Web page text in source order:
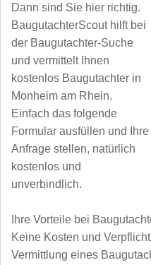
Dann sind Sie hier richtig.
BaugutachterScout hilft bei
der Baugutachter-Suche
und vermittelt Ihnen
kostenlos Baugutachter in
Monheim am Rhein.
Einfach das folgende
Formular ausfüllen und Ihre
Anfrage stellen, natürlich
kostenlos und
unverbindlich.
Ihre Vorteile bei
Keine Kosten und
Vermittlung eines